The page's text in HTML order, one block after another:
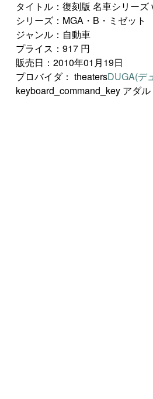
タイトル：復刻版 名車シリーズ
シリーズ：MGA・B・ミゼット
ジャンル：自動車
プライス：917 円
販売日：2010年01月19日
プロバイダ： theatersDUGA(デ
keyboard_command_keyアダル